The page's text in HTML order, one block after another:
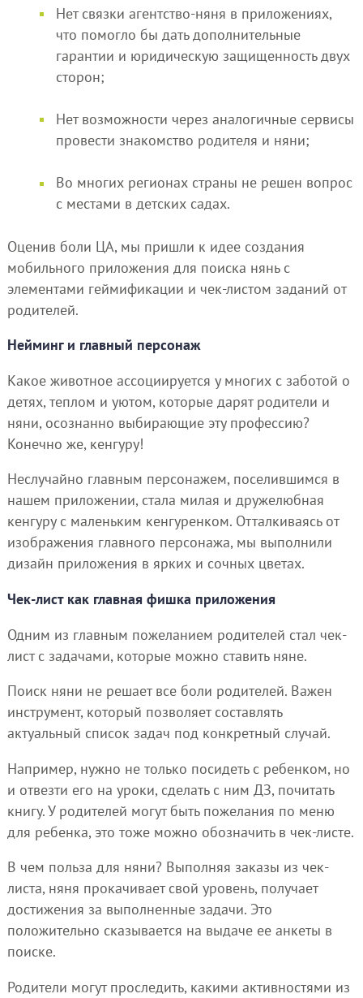
Нет связки агентство-няня в приложениях,
что помогло бы дать дополнительные
гарантии и юридическую защищенность двух
сторон;
Нет возможности через аналогичные сервисы
провести знакомство родителя и няни;
Во многих регионах страны не решен вопрос
с местами в детских садах.
Оценив боли ЦА, мы пришли к идее создания
мобильного приложения для поиска нянь с
элементами геймификации и чек-листом заданий от
родителей.
Нейминг и главный персонаж
Какое животное ассоциируется у многих с заботой о
детях, теплом и уютом, которые дарят родители и
няни, осознанно выбирающие эту профессию?
Конечно же, кенгуру!
Неслучайно главным персонажем, поселившимся в
нашем приложении, стала милая и дружелюбная
кенгуру с маленьким кенгуренком. Отталкиваясь от
изображения главного персонажа, мы выполнили
дизайн приложения в ярких и сочных цветах.
Чек-лист как главная фишка приложения
Одним из главным пожеланием родителей стал чек-
лист с задачами, которые можно ставить няне.
Поиск няни не решает все боли родителей. Важен
инструмент, который позволяет составлять
актуальный список задач под конкретный случай.
Например, нужно не только посидеть с ребенком, но
и отвезти его на уроки, сделать с ним ДЗ, почитать
книгу. У родителей могут быть пожелания по меню
для ребенка, это тоже можно обозначить в чек-листе.
В чем польза для няни? Выполняя заказы из чек-
листа, няня прокачивает свой уровень, получает
достижения за выполненные задачи. Это
положительно сказывается на выдаче ее анкеты в
поиске.
Родители могут проследить, какими активностями из